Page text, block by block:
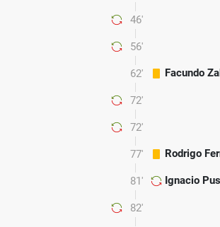
46'
56'
62' Facundo
72'
72'
77' Rodrigo
81' Ignacio
82'